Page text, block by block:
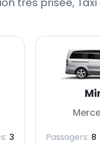
3
Passagers: 8